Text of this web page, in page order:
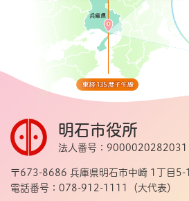
明石市役所
法人番号：9000020282031
〒673-8686 兵庫県明石市中崎 1丁目5-1
電話番号：078-912-1111（大代表）